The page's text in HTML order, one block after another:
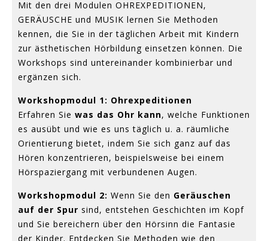
Mit den drei Modulen OHREXPEDITIONEN,
GERÄUSCHE und MUSIK lernen Sie Methoden
kennen, die Sie in der täglichen Arbeit mit Kindern
zur ästhetischen Hörbildung einsetzen können. Die
Workshops sind untereinander kombinierbar und
ergänzen sich.
Workshopmodul 1: Ohrexpeditionen
Erfahren Sie was das Ohr kann, welche Funktionen
es ausübt und wie es uns täglich u. a. räumliche
Orientierung bietet, indem Sie sich ganz auf das
Hören konzentrieren, beispielsweise bei einem
Hörspaziergang mit verbundenen Augen.
Workshopmodul 2: Wenn Sie den Geräuschen
auf der Spur sind, entstehen Geschichten im Kopf
und Sie bereichern über den Hörsinn die Fantasie
der Kinder. Entdecken Sie Methoden wie den